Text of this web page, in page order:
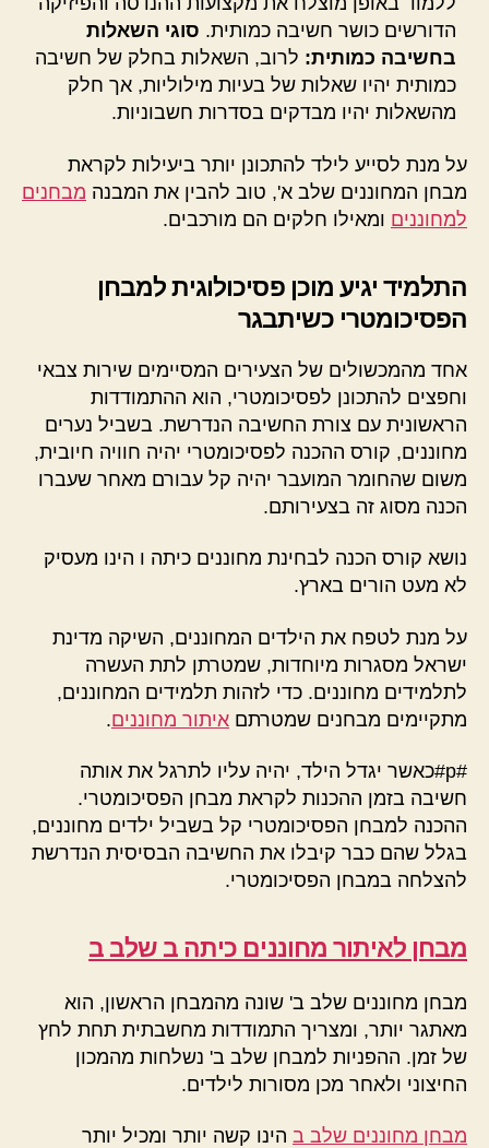
הדורשים כושר חשיבה כמותית. סוגי השאלות
בחשיבה כמותית: לרוב, השאלות בחלק של חשיבה
כמותית יהיו שאלות של בעיות מילוליות, אך חלק
מהשאלות יהיו מבדקים בסדרות חשבוניות.
על מנת לסייע לילד להתכונן יותר ביעילות לקראת
מבחן המחוננים שלב א', טוב להבין את המבנה מבחנים
למחוננים ומאילו חלקים הם מורכבים.
התלמיד יגיע מוכן פסיכולוגית למבחן
הפסיכומטרי כשיתבגר
אחד מהמכשולים של הצעירים המסיימים שירות צבאי
וחפצים להתכונן לפסיכומטרי, הוא ההתמודדות
הראשונית עם צורת החשיבה הנדרשת. בשביל נערים
מחוננים, קורס ההכנה לפסיכומטרי יהיה חוויה חיובית,
משום שהחומר המועבר יהיה קל עבורם מאחר שעברו
הכנה מסוג זה בצעירותם.
נושא קורס הכנה לבחינת מחוננים כיתה ו הינו מעסיק
לא מעט הורים בארץ.
על מנת לטפח את הילדים המחוננים, השיקה מדינת
ישראל מסגרות מיוחדות, שמטרתן לתת העשרה
לתלמידים מחוננים. כדי לזהות תלמידים המחוננים,
מתקיימים מבחנים שמטרתם איתור מחוננים.
#p#כאשר יגדל הילד, יהיה עליו לתרגל את אותה
חשיבה בזמן ההכנות לקראת מבחן הפסיכומטרי.
ההכנה למבחן הפסיכומטרי קל בשביל ילדים מחוננים,
בגלל שהם כבר קיבלו את החשיבה הבסיסית הנדרשת
להצלחה במבחן הפסיכומטרי.
מבחן לאיתור מחוננים כיתה ב שלב ב
מבחן מחוננים שלב ב' שונה מהמבחן הראשון, הוא
מאתגר יותר, ומצריך התמודדות מחשבתית תחת לחץ
של זמן. ההפניות למבחן שלב ב' נשלחות מהמכון
החיצוני ולאחר מכן מסורות לילדים.
מבחן מחוננים שלב ב הינו קשה יותר ומכיל יותר